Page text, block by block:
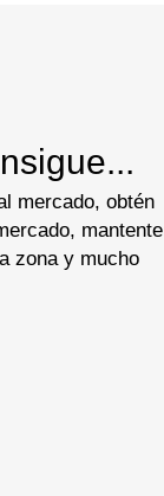
mercado, obtén
mantente
zona y mucho